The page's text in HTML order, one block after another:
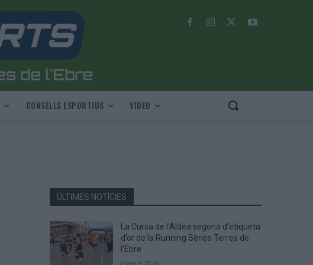
CONSELLS ESPORTIUS VIDEO
ÚLTIMES NOTÍCIES
La Cursa de l’Aldea segona d’etiqueta
d’or de la Running Sèries Terres de
l’Ebre
maig 9, 2026